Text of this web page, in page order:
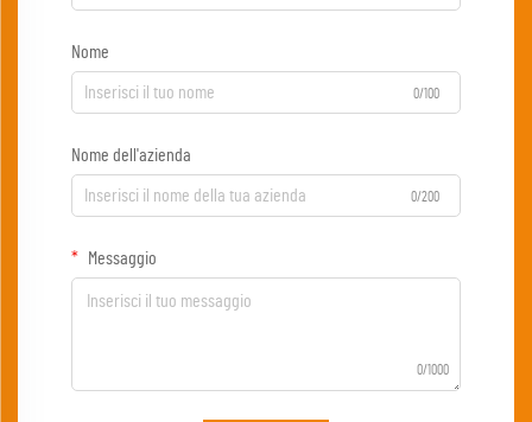
Nome
0/100
Nome dell'azienda
0/200
Messaggio
0/1000